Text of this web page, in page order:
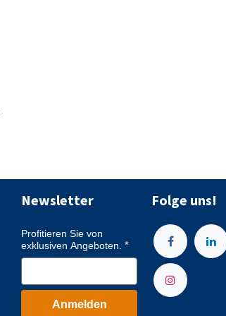
Newsletter
Profitieren Sie von
exklusiven Angeboten.
Anmelden
Folge uns!